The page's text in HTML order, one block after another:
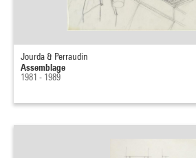
Jourda & Perraudin
Assemblage
1981 - 1989